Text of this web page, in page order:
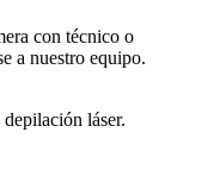
con técnico o
a nuestro equipo.
láser.